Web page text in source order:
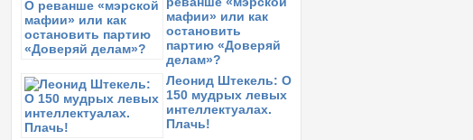
мафии» или как
остановить
партию «Доверяй
делам»?
Леонид Штекель: О
150 мудрых левых
интеллектуалах.
Плачь!